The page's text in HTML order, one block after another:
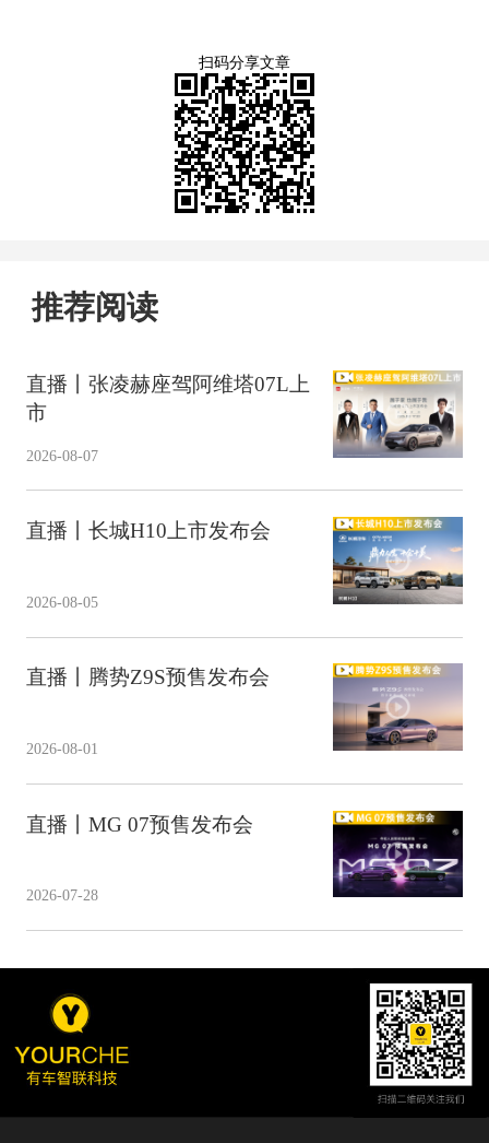
扫码分享文章
推荐阅读
直播丨张凌赫座驾阿维塔07L上
市
2026-08-07
直播丨长城H10上市发布会
2026-08-05
直播丨腾势Z9S预售发布会
2026-08-01
直播丨MG 07预售发布会
2026-07-28